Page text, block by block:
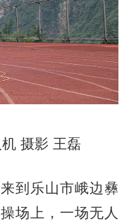
摄影 王磊
到乐山市峨边彝
场上，一场无人